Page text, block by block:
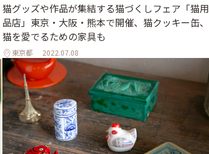
猫グッズや作品が集結する猫づくしフェア「猫用
品店」東京・大阪・熊本で開催、猫クッキー缶、
猫を愛でるための家具も
東京都 2022.07.08